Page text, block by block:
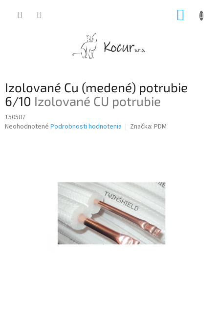
Izolované Cu (medené) potrubie
6/10 Izolované CU potrubie
150507
Priemerné
Neohodnotené Podrobnosti hodnotenia Značka: PDM